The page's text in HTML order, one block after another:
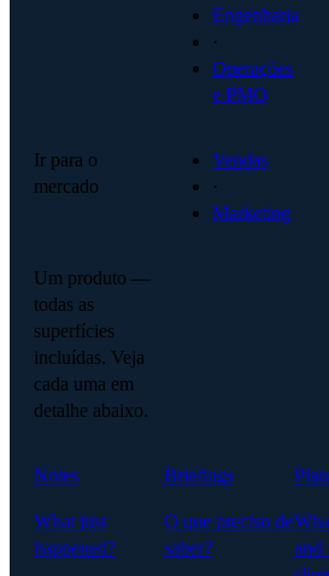
Engenharia
·
Operações
e PMO
Ir para o
mercado
Vendas
·
Marketing
Um produto —
todas as
superfícies
incluídas. Veja
cada uma em
detalhe abaixo.
Notes
What just
happened?
Briefings
O que preciso de
saber?
and